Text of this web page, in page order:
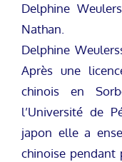
Delphine
Nathan.
Delphine
Après une
chinois en
l’Université de
japon elle a
chinoise pendant